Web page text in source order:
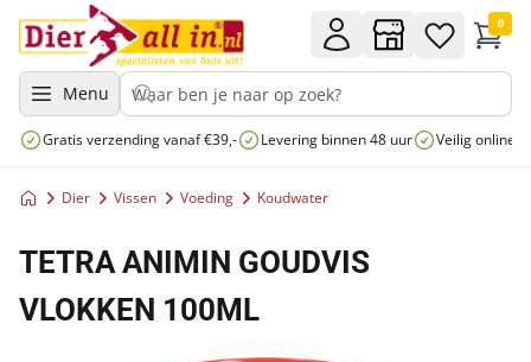
Menu
0
Gratis verzending vanaf €39,- Levering binnen 48 uur Veilig online
Dier Vissen Voeding Koudwater
TETRA ANIMIN GOUDVIS
VLOKKEN 100ML